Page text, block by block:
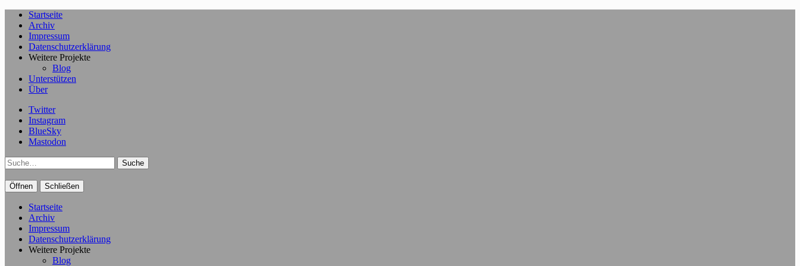
Startseite
Archiv
Impressum
Datenschutzerklärung
Weitere Projekte
Blog
Unterstützen
Über
Twitter
Instagram
BlueSky
Mastodon
Suche
Öffnen Schließen
Startseite
Archiv
Impressum
Datenschutzerklärung
Weitere Projekte
Blog